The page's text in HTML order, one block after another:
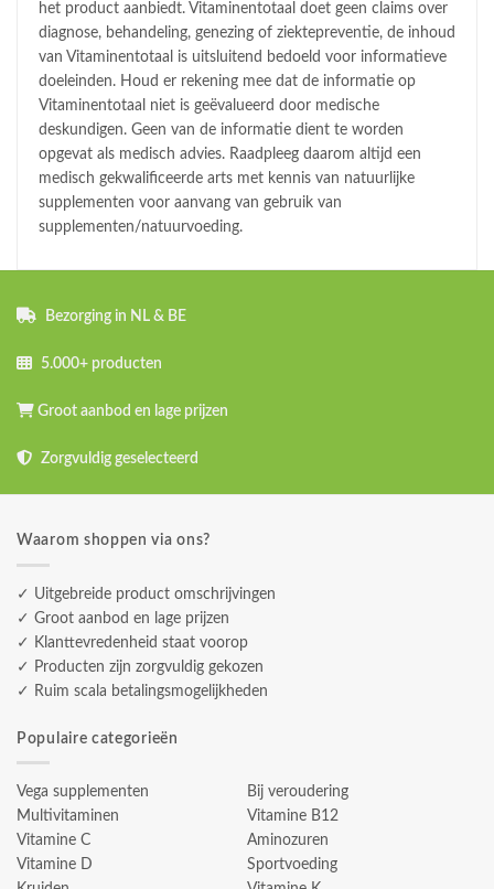
het product aanbiedt. Vitaminentotaal doet geen claims over
diagnose, behandeling, genezing of ziektepreventie, de inhoud
van Vitaminentotaal is uitsluitend bedoeld voor informatieve
doeleinden. Houd er rekening mee dat de informatie op
Vitaminentotaal niet is geëvalueerd door medische
deskundigen. Geen van de informatie dient te worden
opgevat als medisch advies. Raadpleeg daarom altijd een
medisch gekwalificeerde arts met kennis van natuurlijke
supplementen voor aanvang van gebruik van
supplementen/natuurvoeding.
Bezorging in NL & BE
5.000+ producten
Groot aanbod en lage prijzen
Zorgvuldig geselecteerd
Waarom shoppen via ons?
✓ Uitgebreide product omschrijvingen
✓ Groot aanbod en lage prijzen
✓ Klanttevredenheid staat voorop
✓ Producten zijn zorgvuldig gekozen
✓ Ruim scala betalingsmogelijkheden
Populaire categorieën
Vega supplementen
Multivitaminen
Vitamine C
Vitamine D
Bij veroudering
Vitamine B12
Aminozuren
Sportvoeding